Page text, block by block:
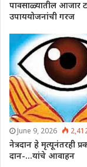
पावसाळ्यातील आजार
उपाययोजनांची गरज
June 9, 2026
नेत्रदान हे मृत्यूनंतरही
दान-…यांचे आवाहन